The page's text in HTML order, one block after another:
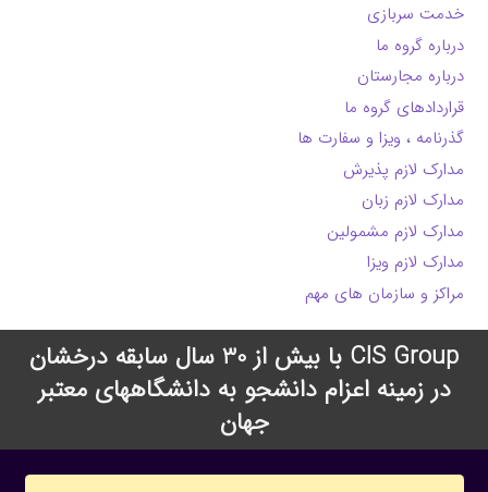
خدمت سربازی
درباره گروه ما
درباره مجارستان
قراردادهای گروه ما
گذرنامه ، ویزا و سفارت ها
مدارک لازم پذیرش
مدارک لازم زبان
مدارک لازم مشمولین
مدارک لازم ویزا
مراکز و سازمان های مهم
CIS Group با بیش از 30 سال سابقه درخشان
در زمینه اعزام دانشجو به دانشگاههای معتبر
جهان